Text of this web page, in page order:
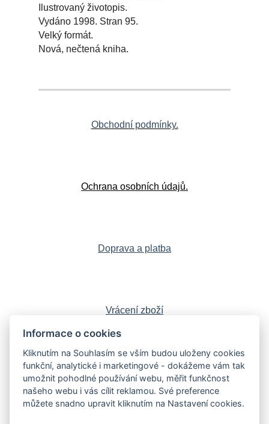
Ilustrovaný životopis.
Vydáno 1998. Stran 95.
Velký formát.
Nová, nečtená kniha.
Obchodní podmínky.
Ochrana osobních údajů.
Doprava a platba
Vrácení zboží
Sledujte nás:Facebook Instagram,
YouTube
LinkedIn
Informace o cookies
Kliknutím na Souhlasím se vším budou uloženy cookies
funkční, analytické i marketingové - dokážeme vám tak
umožnit pohodlné používání webu, měřit funkčnost
našeho webu i vás cílit reklamou. Své preference
můžete snadno upravit kliknutím na Nastavení cookies.